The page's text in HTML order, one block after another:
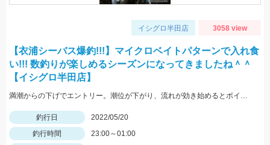
イシグロ半田店 3058 view
【衣浦シーバス爆釣!!!】マイクロベイトパターンで入れ食
い!!! 数釣りが楽しめるシーズンになってきましたね＾＾
【イシグロ半田店】
満潮からの下げでエントリー。潮位が下がり、流れが効き始めるとボイル多数。小型ルアーでスローで巻くと効果的でした。
釣行日
2022/05/20
釣行時間
23:00～01:00